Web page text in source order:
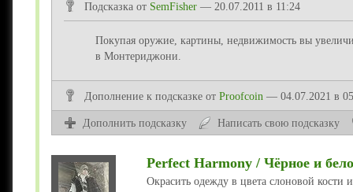
Подсказка от SemFisher — 20.07.2011 в 11:24
Покупая оружие, картины, недвижимость вы
в Монтериджони.
Дополнение к подсказке от Proofcoin — 04.07.2021 в
Дополнить подсказку Написать свою подсказку
Perfect Harmony / Чёрное и
Окрасить одежду в цвета слоновой кости